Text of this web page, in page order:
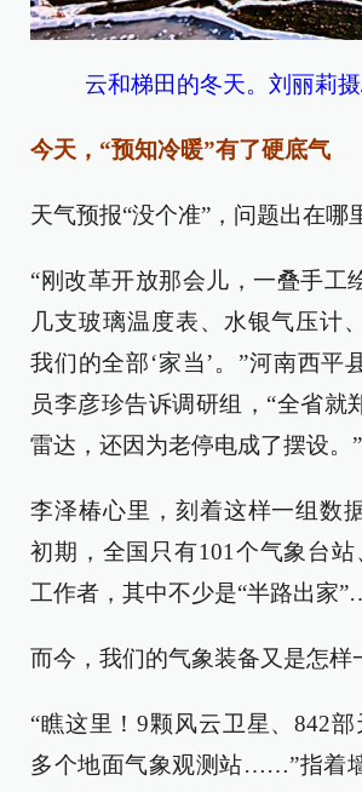
云和梯田的冬天。刘丽莉
今天，“预知冷暖”有了硬底气
天气预报“没个准”，问题出在哪
“刚改革开放那会儿，一叠手工
几支玻璃温度表、水银气压计
我们的全部‘家当’。”河南西平
员李彦珍告诉调研组，“全省就
雷达，还因为老停电成了摆设。”
李泽椿心里，刻着这样一组数
初期，全国只有101个气象台站
工作者，其中不少是“半路出家
而今，我们的气象装备又是怎样
“瞧这里！9颗风云卫星、842
多个地面气象观测站……”指着